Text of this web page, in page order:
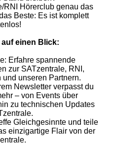
RNI Hörerclub genau das
Beste: Es ist komplett
auf einen Blick:
Erfahre spannende
zur SATzentrale, RNI,
unseren Partnern.
Newsletter verpasst du
– von Events über
zu technischen Updates
Gleichgesinnte und teile
einzigartige Flair von der